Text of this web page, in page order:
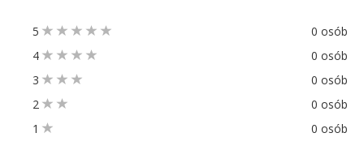
5
0 osób
4
0 osób
3
0 osób
2
0 osób
1
0 osób